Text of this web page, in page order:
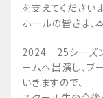
を支えてください
ホールの皆さま、
2024‐25シーズ
ームへ出演し、ブ
いきますので、